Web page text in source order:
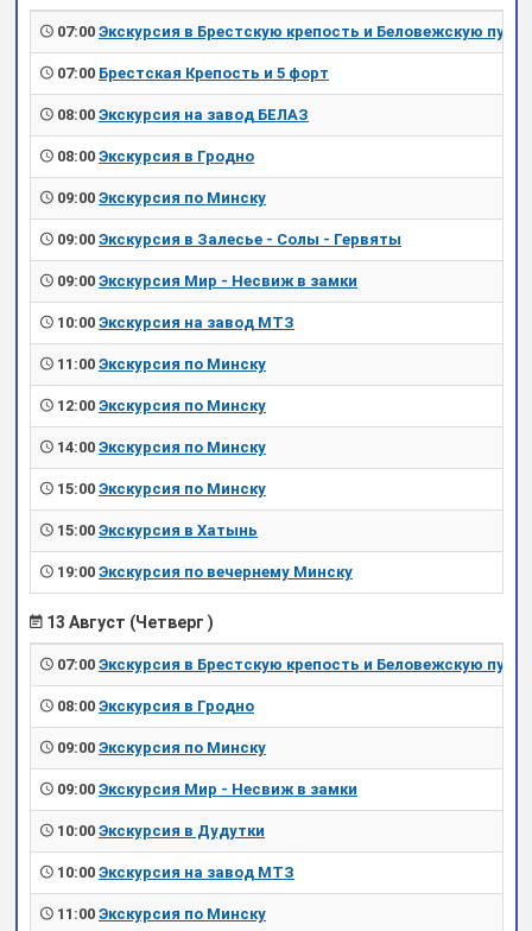
07:00 Экскурсия в Брестскую крепость и Беловежскую пущу
07:00 Брестская Крепость и 5 форт
08:00 Экскурсия на завод БЕЛАЗ
08:00 Экскурсия в Гродно
09:00 Экскурсия по Минску
09:00 Экскурсия в Залесье - Солы - Гервяты
09:00 Экскурсия Мир - Несвиж в замки
10:00 Экскурсия на завод МТЗ
11:00 Экскурсия по Минску
12:00 Экскурсия по Минску
14:00 Экскурсия по Минску
15:00 Экскурсия по Минску
15:00 Экскурсия в Хатынь
19:00 Экскурсия по вечернему Минску
13 Август (Четверг )
07:00 Экскурсия в Брестскую крепость и Беловежскую пущу
08:00 Экскурсия в Гродно
09:00 Экскурсия по Минску
09:00 Экскурсия Мир - Несвиж в замки
10:00 Экскурсия в Дудутки
10:00 Экскурсия на завод МТЗ
11:00 Экскурсия по Минску